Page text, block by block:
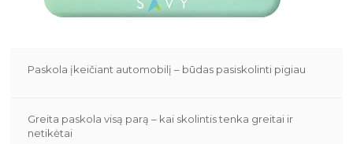
Paskola įkeičiant automobilį – būdas pasiskolinti pigiau
Greita paskola visą parą – kai skolintis tenka greitai ir
netikėtai